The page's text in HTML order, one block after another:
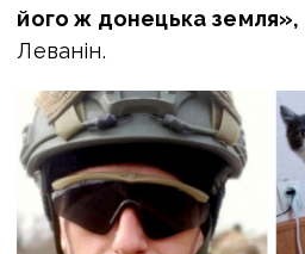
його ж донецька земля»,
Леванін.